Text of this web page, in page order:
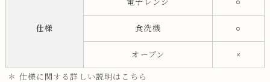
仕様
電子レンジ ○
食洗機 ○
オーブン ×
＊ 仕様に関する詳しい説明はこちら